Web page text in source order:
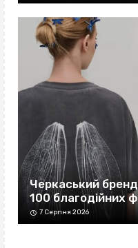
Черкаський
100 благодійних
7 Серпня 2026